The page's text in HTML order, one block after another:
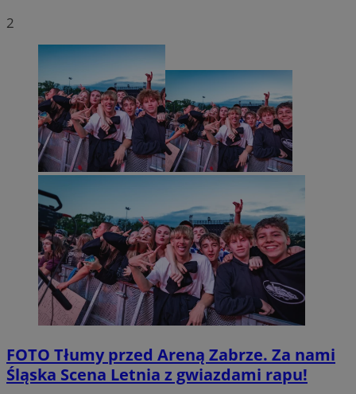
2
FOTO Tłumy przed Areną Zabrze. Za nami
Śląska Scena Letnia z gwiazdami rapu!